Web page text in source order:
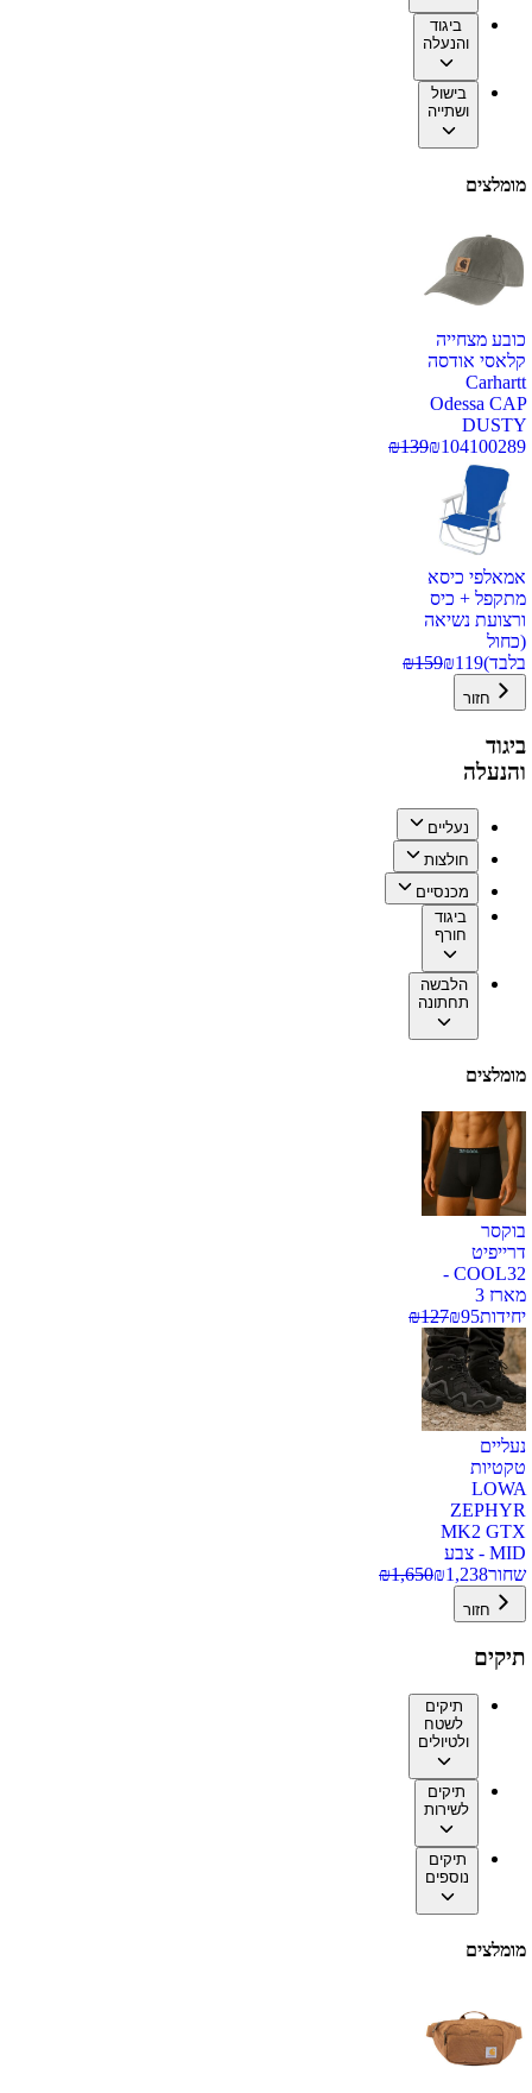
ביגוד
והנעלה
בישול
ושתייה
מומלצים
כובע מצחייה
קלאסי אודסה
Carhartt
Odessa CAP
DUSTY
100289
₪104
₪139
אמאלפי כיסא
מתקפל + כיס
ורצועת נשיאה
(כחול
בלבד)
₪119
₪159
חזור
ביגוד
והנעלה
נעליים
חולצות
מכנסיים
ביגוד
חורף
הלבשה
תחתונה
מומלצים
בוקסר
דרייפיט
COOL32 -
מארז 3
יחידות
₪95
₪127
נעליים
טקטיות
LOWA
ZEPHYR
MK2 GTX
MID - צבע
שחור
₪1,238
₪1,650
חזור
תיקים
תיקים
לשטח
ולטיולים
תיקים
לשירות
תיקים
נוספים
מומלצים